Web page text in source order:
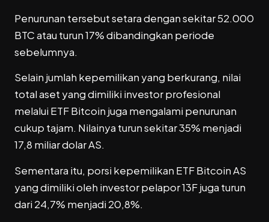
Penurunan tersebut setara dengan sekitar 52.000
BTC atau turun 17% dibandingkan periode
sebelumnya.
Selain jumlah kepemilikan yang berkurang, nilai
total aset yang dimiliki investor profesional
melalui ETF Bitcoin juga mengalami penurunan
cukup tajam. Nilainya turun sekitar 35% menjadi
17,8 miliar dolar AS.
Sementara itu, porsi kepemilikan ETF Bitcoin AS
yang dimiliki oleh investor pelapor 13F juga turun
dari 24,7% menjadi 20,8%.